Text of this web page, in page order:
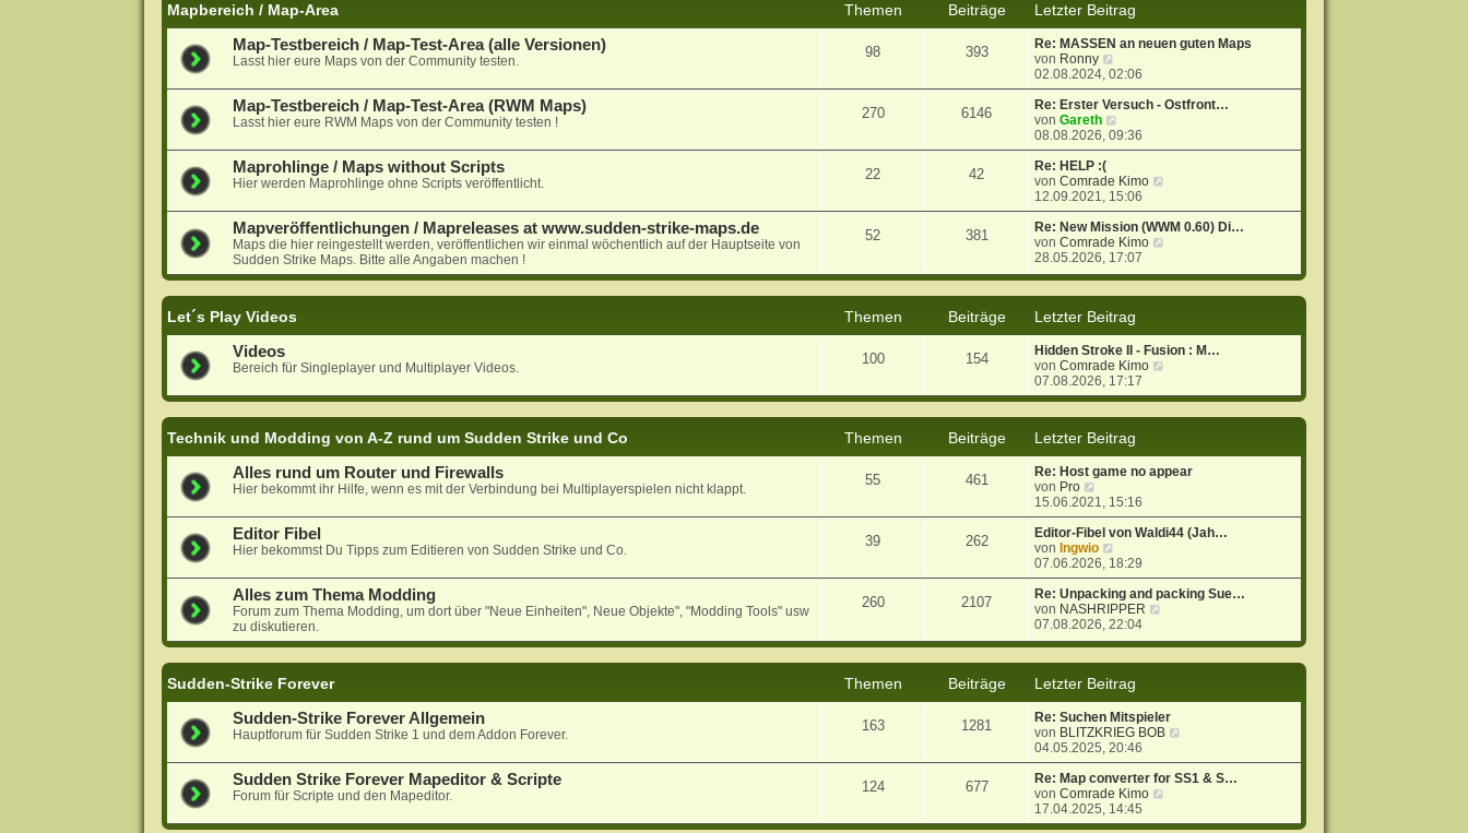
g i
t
g
e
r
i
t
g
Mapbereich / Map-Area Themen Beiträge
Letzter Beitrag
Map-Testbereich / Map-Test-Area (alle Versionen)
Lasst hier eure Maps von der Community testen.
98 393
Re: MASSEN an neuen guten Maps
von Ronny
e
u
e
t
e
B
e
i
t
a
g
02.08.2024, 02:06
Map-Testbereich / Map-Test-Area (RWM Maps)
Lasst hier eure RWM Maps von der Community testen !
270 6146
Re: Erster Versuch - Ostfront…
vonGareth
e
u
s
t
e
r
B
e
i
a
g
08.08.2026, 09:36
Maprohlinge / Maps without Scripts
Hier werden Maprohlinge ohne Scripts veröffentlicht.
22 42
Re: HELP :(
vonComrade Kimo
u
e
e
i
t
g
12.09.2021, 15:06
Mapveröffentlichungen / Mapreleases at www.sudden-strike-maps.de
Maps die hier reingestellt werden, veröffentlichen wir einmal wöchentlich auf der Hauptseite von
Sudden Strike Maps. Bitte alle Angaben machen !
52 381
Re: New Mission (WWM 0.60) Di…
vonComrade Kimo
u
e
r
i
g
28.05.2026, 17:07
Let´s Play Videos Themen Beiträge
Letzter Beitrag
Videos
Bereich für Singleplayer und Multiplayer Videos.
100 154
Hidden Stroke II - Fusion : M…
vonComrade Kimo
u
e
r
i
t
g
07.08.2026, 17:17
Technik und Modding von A-Z rund um Sudden Strike und Co Themen Beiträge
Letzter Beitrag
Alles rund um Router und Firewalls
Hier bekommt ihr Hilfe, wenn es mit der Verbindung bei Multiplayerspielen nicht klappt.
55 461
Re: Host game no appear
von Pro
e
u
e
s
t
e
r
B
e
i
a
g
15.06.2021, 15:16
Editor Fibel
Hier bekommst Du Tipps zum Editieren von Sudden Strike und Co.
39 262
Editor-Fibel von Waldi44 (Jah…
von Ingwio
e
u
e
s
t
e
e
i
t
r
a
g
07.06.2026, 18:29
Alles zum Thema Modding
Forum zum Thema Modding, um dort über "Neue Einheiten", Neue Objekte", "Modding Tools" usw
zu diskutieren.
260 2107
Re: Unpacking and packing Sue…
von NASHRIPPER
u
e
r
B
i
t
g
07.08.2026, 22:04
Sudden-Strike Forever Themen Beiträge
Letzter Beitrag
Sudden-Strike Forever Allgemein
Hauptforum für Sudden Strike 1 und dem Addon Forever.
163 1281
Re: Suchen Mitspieler
von BLITZKRIEG BOB
u
e
e
04.05.2025, 20:46
Sudden Strike Forever Mapeditor & Scripte
Forum für Scripte und den Mapeditor.
124 677
Re: Map converter for SS1 & S…
vonComrade Kimo
u
17.04.2025, 14:45